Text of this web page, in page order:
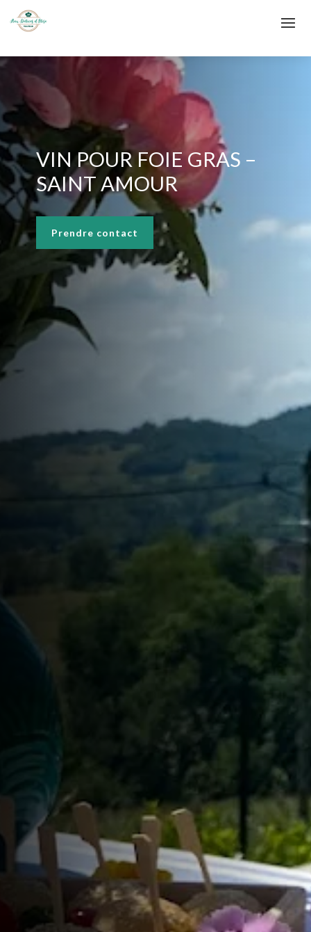
VIN POUR FOIE GRAS –
SAINT AMOUR
Prendre contact